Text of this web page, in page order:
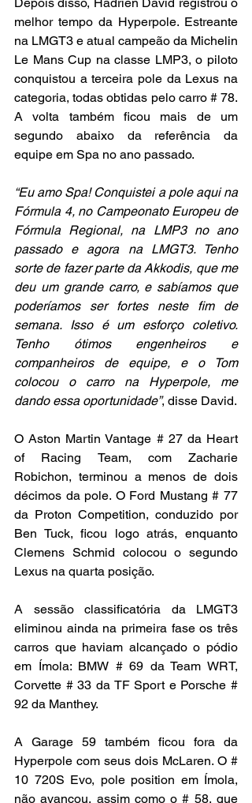
Depois disso, Hadrien David registrou o
melhor tempo da Hyperpole. Estreante
na LMGT3 e atual campeão da Michelin
Le Mans Cup na classe LMP3, o piloto
conquistou a terceira pole da Lexus na
categoria, todas obtidas pelo carro # 78.
A volta também ficou mais de um
segundo abaixo da referência da
equipe em Spa no ano passado.
“Eu amo Spa! Conquistei a pole aqui na
Fórmula 4, no Campeonato Europeu de
Fórmula Regional, na LMP3 no ano
passado e agora na LMGT3. Tenho
sorte de fazer parte da Akkodis, que me
deu um grande carro, e sabíamos que
poderíamos ser fortes neste fim de
semana. Isso é um esforço coletivo.
Tenho ótimos engenheiros e
companheiros de equipe, e o Tom
colocou o carro na Hyperpole, me
dando essa oportunidade”, disse David.
O Aston Martin Vantage # 27 da Heart
of Racing Team, com Zacharie
Robichon, terminou a menos de dois
décimos da pole. O Ford Mustang # 77
da Proton Competition, conduzido por
Ben Tuck, ficou logo atrás, enquanto
Clemens Schmid colocou o segundo
Lexus na quarta posição.
A sessão classificatória da LMGT3
eliminou ainda na primeira fase os três
carros que haviam alcançado o pódio
em Ímola: BMW # 69 da Team WRT,
Corvette # 33 da TF Sport e Porsche #
92 da Manthey.
A Garage 59 também ficou fora da
Hyperpole com seus dois McLaren. O #
10 720S Evo, pole position em Ímola,
não avançou, assim como o # 58, que